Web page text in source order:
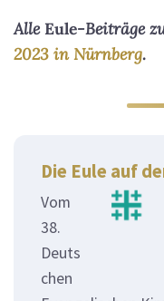
AlleEule-Beiträge
2023 in Nürnberg.
Die Eule auf
Vom
38.
Deuts
chen